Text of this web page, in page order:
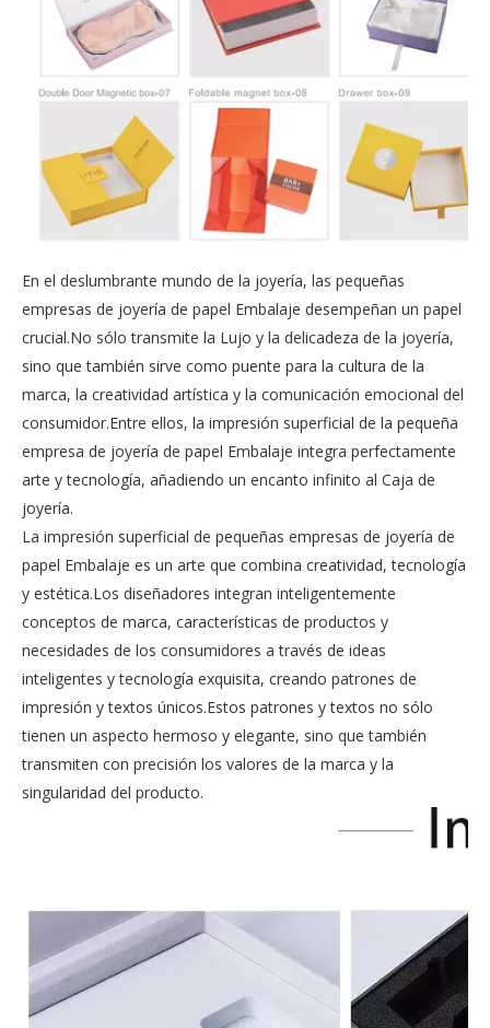
En el deslumbrante mundo de la joyería, las pequeñas
empresas de joyería de papel Embalaje desempeñan un papel
crucial.No sólo transmite la Lujo y la delicadeza de la joyería,
sino que también sirve como puente para la cultura de la
marca, la creatividad artística y la comunicación emocional del
consumidor.Entre ellos, la impresión superficial de la pequeña
empresa de joyería de papel Embalaje integra perfectamente
arte y tecnología, añadiendo un encanto infinito al Caja de
joyería.
La impresión superficial de pequeñas empresas de joyería de
papel Embalaje es un arte que combina creatividad, tecnología
y estética.Los diseñadores integran inteligentemente
conceptos de marca, características de productos y
necesidades de los consumidores a través de ideas
inteligentes y tecnología exquisita, creando patrones de
impresión y textos únicos.Estos patrones y textos no sólo
tienen un aspecto hermoso y elegante, sino que también
transmiten con precisión los valores de la marca y la
singularidad del producto.